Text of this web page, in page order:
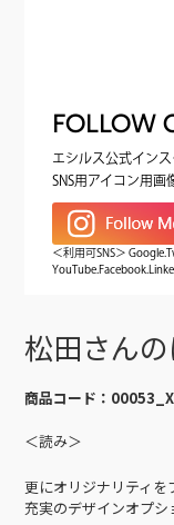
FOLLOW
エシルス公式イン
SNS用アイコン用画
＜利用可SNS＞
松田さん
商品コード：
＜読み＞
更にオリジナリティ
充実のデザインオプシ